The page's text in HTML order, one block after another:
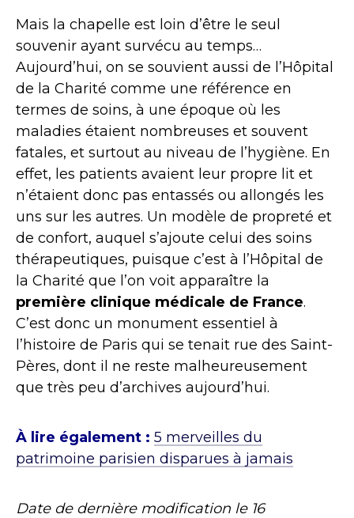
Mais la chapelle est loin d’être le seul
souvenir ayant survécu au temps…
Aujourd’hui, on se souvient aussi de l’Hôpital
de la Charité comme une référence en
termes de soins, à une époque où les
maladies étaient nombreuses et souvent
fatales, et surtout au niveau de l’hygiène. En
effet, les patients avaient leur propre lit et
n’étaient donc pas entassés ou allongés les
uns sur les autres. Un modèle de propreté et
de confort, auquel s’ajoute celui des soins
thérapeutiques, puisque c’est à l’Hôpital de
la Charité que l’on voit apparaître la
première clinique médicale de France.
C’est donc un monument essentiel à
l’histoire de Paris qui se tenait rue des Saint-
Pères, dont il ne reste malheureusement
que très peu d’archives aujourd’hui.
À lire également : 5 merveilles du
patrimoine parisien disparues à jamais
Date de dernière modification le 16